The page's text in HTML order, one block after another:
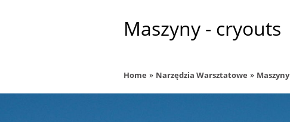
Maszyny - cryouts
Home » Narzędzia Warsztatowe » Maszyny